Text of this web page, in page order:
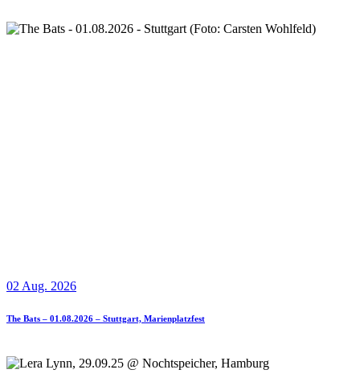
02 Aug. 2026
The Bats – 01.08.2026 – Stuttgart, Marienplatzfest